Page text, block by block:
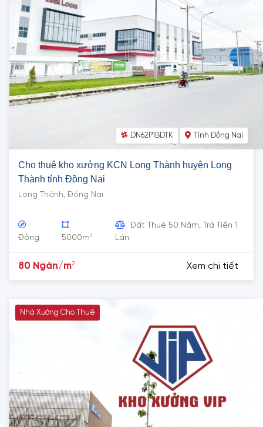
DN62P1BDTK Tỉnh Đồng Nai
Cho thuê kho xưởng KCN Long Thành huyện Long
Thành tỉnh Đồng Nai
Long Thành, Đồng Nai
Đông 5000m2
Đất Thuê 50 Năm, Trả Tiền 1
Lần
80 Ngàn/m2 Xem chi tiết
Nhà Xưởng Cho Thuê